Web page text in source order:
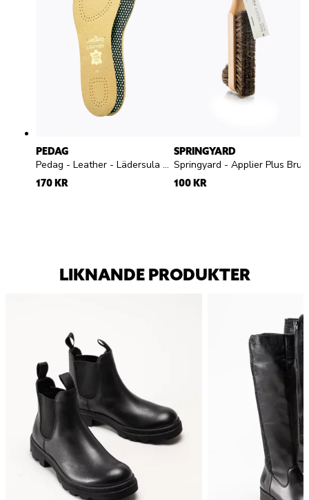
PEDAG
Pedag - Leather - Lädersula med aktivt kol
170 KR
SPRINGYARD
100 KR
LIKNANDE PRODUKTER